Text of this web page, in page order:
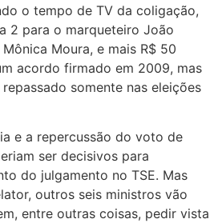
o tempo de TV da coligação,
2 para o marqueteiro João
Moura, e mais R$ 50
acordo firmado em 2009, mas
somente nas eleições
e a repercussão do voto de
ser decisivos para
do julgamento no TSE. Mas
outros seis ministros vão
entre outras coisas, pedir vista